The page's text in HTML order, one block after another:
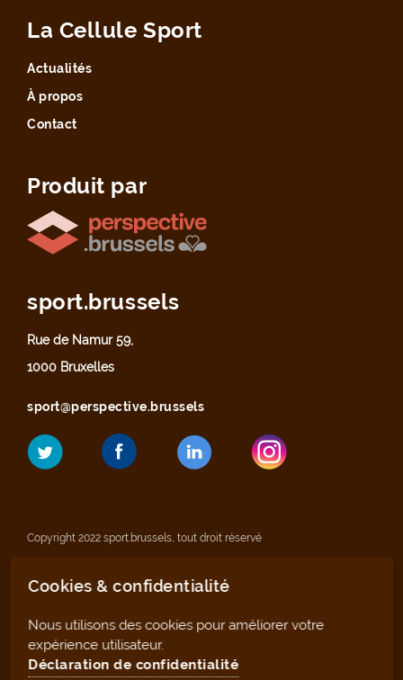
La Cellule Sport
Actualités
À propos
Contact
Produit par
sport.brussels
Rue de Namur 59,
1000 Bruxelles
sport@perspective.brussels
Copyright 2022 sport.brussels, tout droit réservé
Mentions légales
Déclaration de confidentialité
Plan du site
Cookies & confidentialité
Nous utilisons des cookies pour améliorer votre
expérience utilisateur.
Déclaration de confidentialité